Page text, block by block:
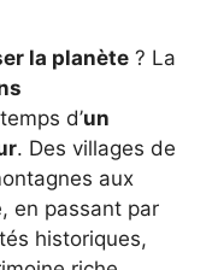
la planète ? La
d’un
. Des villages de
aux
en passant par
historiques,